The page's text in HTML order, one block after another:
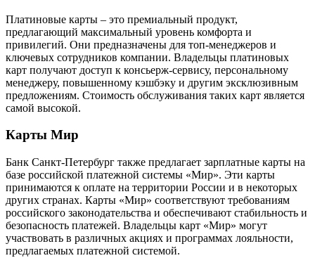
Платиновые карты – это премиальный продукт,
предлагающий максимальный уровень комфорта и
привилегий. Они предназначены для топ-менеджеров и
ключевых сотрудников компании. Владельцы платиновых
карт получают доступ к консьерж-сервису, персональному
менеджеру, повышенному кэшбэку и другим эксклюзивным
предложениям. Стоимость обслуживания таких карт является
самой высокой.
Карты Мир
Банк Санкт-Петербург также предлагает зарплатные карты на
базе российской платежной системы «Мир». Эти карты
принимаются к оплате на территории России и в некоторых
других странах. Карты «Мир» соответствуют требованиям
российского законодательства и обеспечивают стабильность и
безопасность платежей. Владельцы карт «Мир» могут
участвовать в различных акциях и программах лояльности,
предлагаемых платежной системой.